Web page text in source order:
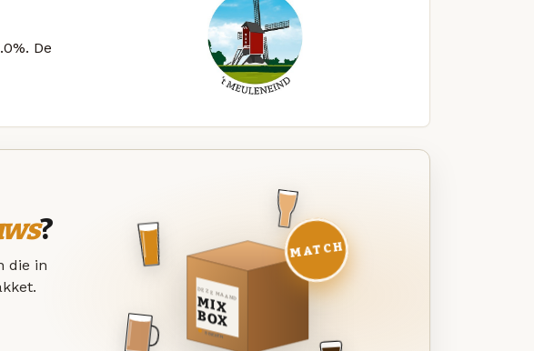
De
?
die in
DEZE MAAND
MIX
BOX
8 BIEREN
MATCH